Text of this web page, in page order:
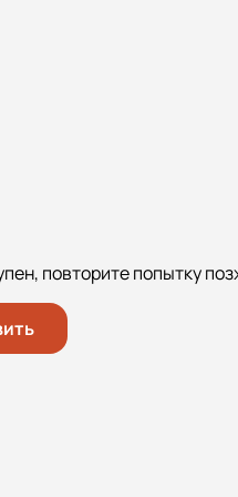
повторите попытку